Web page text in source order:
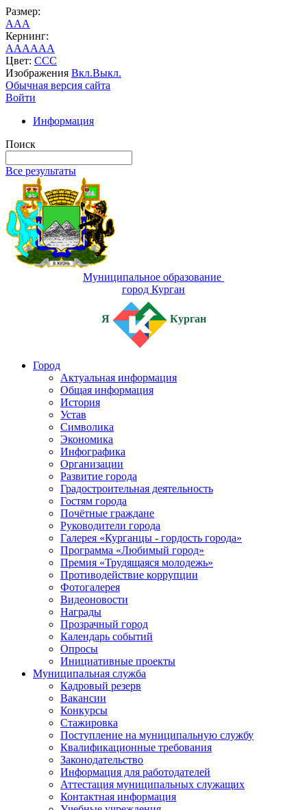
Размер:
AAA
Кернинг:
AAAAAA
Цвет: CCC
Изображения Вкл.Выкл.
Обычная версия сайта
Войти
Информация
Поиск
Все результаты
Муниципальное образование
город Курган
Я Курган
Город
Актуальная информация
Общая информация
История
Устав
Символика
Экономика
Инфографика
Организации
Развитие города
Градостроительная деятельность
Гостям города
Почётные граждане
Руководители города
Галерея «Курганцы - гордость города»
Программа «Любимый город»
Премия «Трудящаяся молодежь»
Противодействие коррупции
Фотогалерея
Видеоновости
Награды
Прозрачный город
Календарь событий
Опросы
Инициативные проекты
Муниципальная служба
Кадровый резерв
Вакансии
Конкурсы
Стажировка
Поступление на муниципальную службу
Квалификационные требования
Законодательство
Информация для работодателей
Аттестация муниципальных служащих
Контактная информация